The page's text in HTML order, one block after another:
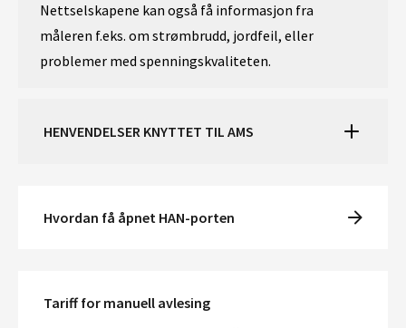
Nettselskapene kan også få informasjon fra
måleren f.eks. om strømbrudd, jordfeil, eller
problemer med spenningskvaliteten.
HENVENDELSER KNYTTET TIL AMS
Hvordan få åpnet HAN-porten
Tariff for manuell avlesing